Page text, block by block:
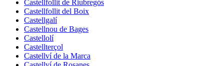
Castellfollit de Riubregós
Castellfollit del Boix
Castellgalí
Castellnou de Bages
Castellolí
Castellterçol
Castellví de la Marca